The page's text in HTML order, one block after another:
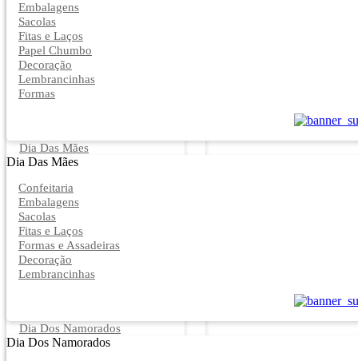
Embalagens
Sacolas
Fitas e Laços
Papel Chumbo
Decoração
Lembrancinhas
Formas
Dia Das Mães
Dia Das Mães
Confeitaria
Embalagens
Sacolas
Fitas e Laços
Formas e Assadeiras
Decoração
Lembrancinhas
Dia Dos Namorados
Dia Dos Namorados